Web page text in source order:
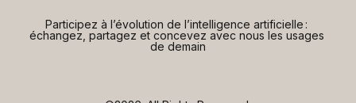
Participez à l’évolution de l’intelligence artificielle :
échangez, partagez et concevez avec nous les usages
de demain